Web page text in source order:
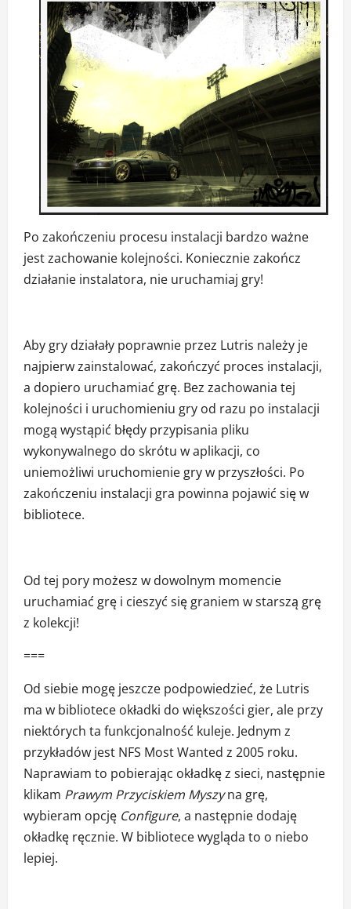
Po zakończeniu procesu instalacji bardzo ważne
jest zachowanie kolejności. Koniecznie zakończ
działanie instalatora, nie uruchamiaj gry!
Aby gry działały poprawnie przez Lutris należy je
najpierw zainstalować, zakończyć proces instalacji,
a dopiero uruchamiać grę. Bez zachowania tej
kolejności i uruchomieniu gry od razu po instalacji
mogą wystąpić błędy przypisania pliku
wykonywalnego do skrótu w aplikacji, co
uniemożliwi uruchomienie gry w przyszłości. Po
zakończeniu instalacji gra powinna pojawić się w
bibliotece.
Od tej pory możesz w dowolnym momencie
uruchamiać grę i cieszyć się graniem w starszą grę
z kolekcji!
===
Od siebie mogę jeszcze podpowiedzieć, że Lutris
ma w bibliotece okładki do większości gier, ale przy
niektórych ta funkcjonalność kuleje. Jednym z
przykładów jest NFS Most Wanted z 2005 roku.
Naprawiam to pobierając okładkę z sieci, następnie
klikam Prawym Przyciskiem Myszyna grę,
wybieram opcję Configure, a następnie dodaję
okładkę ręcznie. W bibliotece wygląda to o niebo
lepiej.